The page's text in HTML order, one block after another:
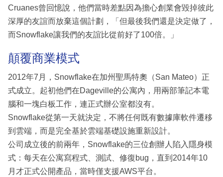
Cruanes曾回憶說，他們當時差點因為擔心創業會毀掉彼此
深厚的友誼而放棄這個計劃，「但最後我們還是決定做了，
而Snowflake讓我們的友誼比從前好了100倍。」
顛覆商業模式
2012年7月，Snowflake在加州聖馬特奧（San Mateo）正
式成立。起初他們在Dageville的公寓內，用兩部筆記本電
腦和一塊白板工作，連正式辦公室都沒有。
Snowflake從第一天就決定，不將任何既有數據庫軟件遷移
到雲端，而是完全基於雲端基礎設施重新設計。
公司成立後的前兩年，Snowflake的三位創辦人陷入隱身模
式：每天在公寓寫程式、測試、修復bug，直到2014年10
月才正式公開產品，當時僅支援AWS平台。